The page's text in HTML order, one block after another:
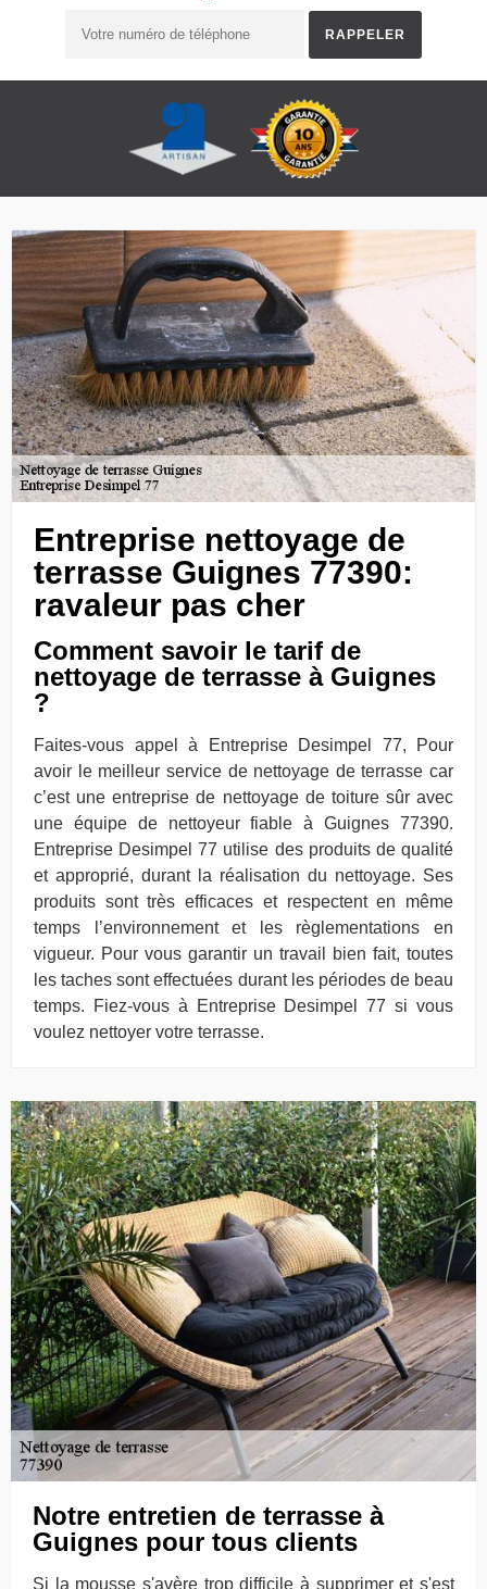
Entreprise nettoyage de
terrasse Guignes 77390:
ravaleur pas cher
Comment savoir le tarif de
nettoyage de terrasse à Guignes
?
Faites-vous appel à Entreprise Desimpel 77, Pour
avoir le meilleur service de nettoyage de terrasse car
c’est une entreprise de nettoyage de toiture sûr avec
une équipe de nettoyeur fiable à Guignes 77390.
Entreprise Desimpel 77 utilise des produits de qualité
et approprié, durant la réalisation du nettoyage. Ses
produits sont très efficaces et respectent en même
temps l’environnement et les règlementations en
vigueur. Pour vous garantir un travail bien fait, toutes
les taches sont effectuées durant les périodes de beau
temps. Fiez-vous à Entreprise Desimpel 77 si vous
voulez nettoyer votre terrasse.
Notre entretien de terrasse à
Guignes pour tous clients
Si la mousse s'avère trop difficile à supprimer et s'est